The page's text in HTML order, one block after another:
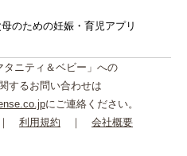
のための妊娠・育児アプリ
ニティ＆ベビー」への
するお問い合わせは
にご連絡ください。
利用規約 ｜ 会社概要